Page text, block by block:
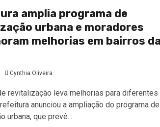
amplia programa de
urbana e moradores
melhorias em bairros
Cynthia Oliveira
revitalização leva melhorias para diferentes
anunciou a ampliação do programa de
urbana, que prevê...